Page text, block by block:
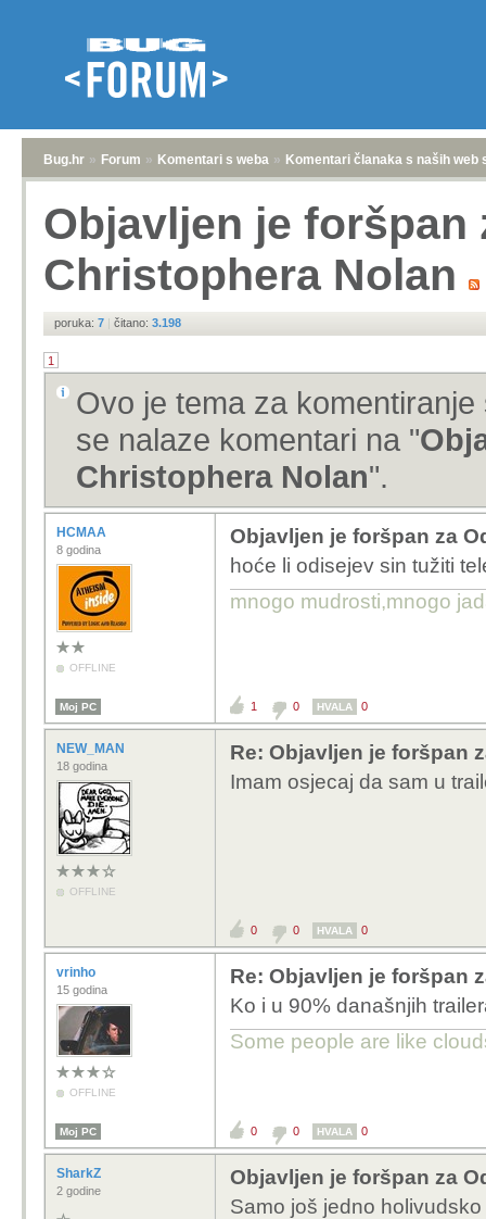
Bug.hr » Forum » Komentari s weba » Komentari članaka s naših web
Objavljen je foršpan
Christophera Nolan
poruka: 7 | čitano: 3.198
1
Ovo je tema za
se nalaze komentari na "
Christophera Nolan".
HCMAA
8 godina
OFFLINE
Objavljen je foršpan za
hoće li odisejev sin tužiti
mnogo mudrosti,mnogo
Moj PC 1 0 HVALA 0
NEW_MAN
18 godina
OFFLINE
Re: Objavljen je foršpan
Imam osjecaj da sam u
0 0 HVALA 0
vrinho
15 godina
OFFLINE
Re: Objavljen je foršpan
Ko i u 90% današnjih
Some people are like
Moj PC 0 0 HVALA 0
SharkZ
2 godine
Objavljen je foršpan za
Samo još jedno